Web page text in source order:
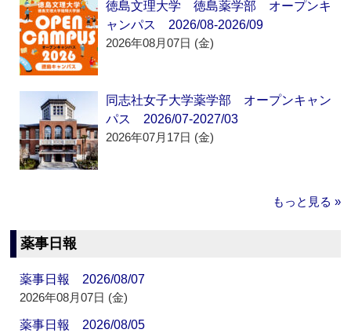
徳島文理大学 徳島薬学部 オープンキ
ャンパス 2026/08-2026/09
2026年08月07日 (金)
同志社女子大学薬学部 オープンキャン
パス 2026/07-2027/03
2026年07月17日 (金)
もっと見る »
薬事日報
薬事日報 2026/08/07
2026年08月07日 (金)
薬事日報 2026/08/05